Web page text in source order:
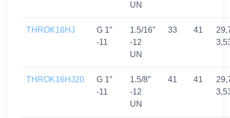
UN
THROK16HJ
G 1″
-11
1.5/16″
-12
UN
33 41
THROK16HJ20
G 1″
-11
1.5/8″
-12
UN
41 41